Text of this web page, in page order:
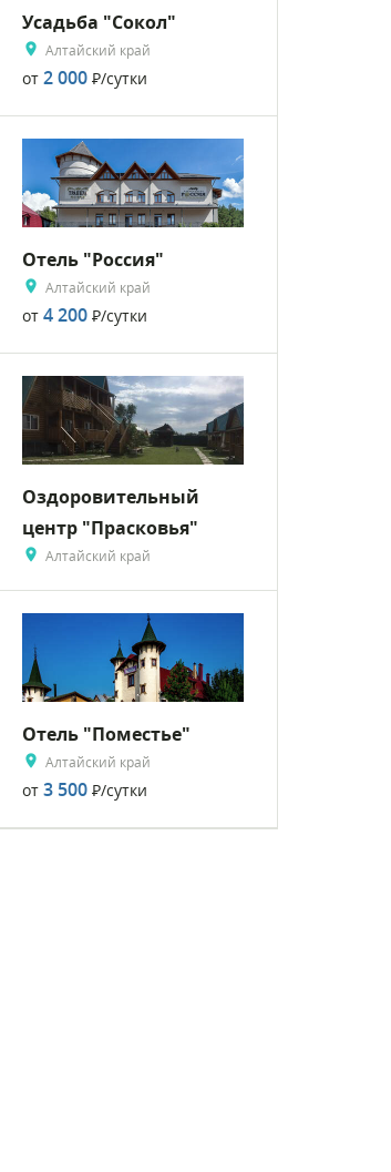
Усадьба "Сокол"
Алтайский край
от 2 000 Р/сутки
Отель "Россия"
Алтайский край
от 4 200 Р/сутки
Оздоровительный
центр "Прасковья"
Алтайский край
Отель "Поместье"
Алтайский край
от 3 500 Р/сутки